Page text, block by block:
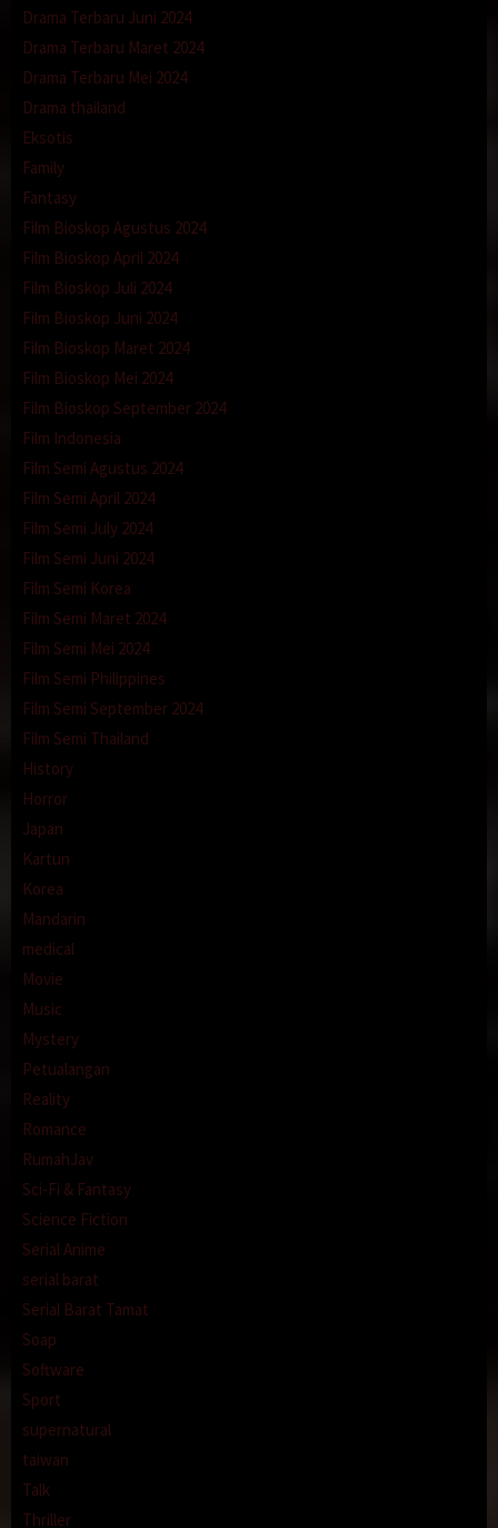
Drama Terbaru Juni 2024
Drama Terbaru Maret 2024
Drama Terbaru Mei 2024
Drama thailand
Eksotis
Family
Fantasy
Film Bioskop Agustus 2024
Film Bioskop April 2024
Film Bioskop Juli 2024
Film Bioskop Juni 2024
Film Bioskop Maret 2024
Film Bioskop Mei 2024
Film Bioskop September 2024
Film Indonesia
Film Semi Agustus 2024
Film Semi April 2024
Film Semi July 2024
Film Semi Juni 2024
Film Semi Korea
Film Semi Maret 2024
Film Semi Mei 2024
Film Semi Philippines
Film Semi September 2024
Film Semi Thailand
History
Horror
Japan
Kartun
Korea
Mandarin
medical
Movie
Music
Mystery
Petualangan
Reality
Romance
RumahJav
Sci-Fi & Fantasy
Science Fiction
Serial Anime
serial barat
Serial Barat Tamat
Soap
Software
Sport
supernatural
taiwan
Talk
Thriller